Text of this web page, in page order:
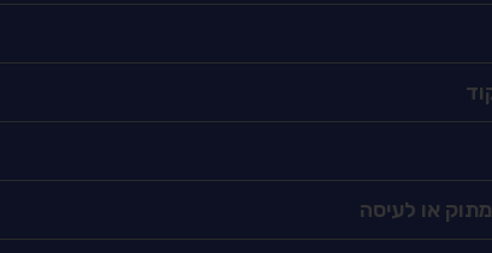
או לעיסה